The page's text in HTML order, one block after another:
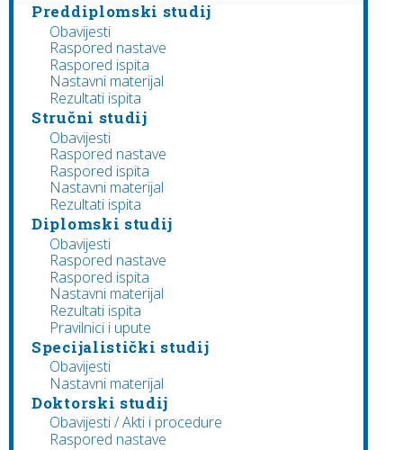
Preddiplomski studij
Obavijesti
Raspored nastave
Raspored ispita
Nastavni materijal
Rezultati ispita
Stručni studij
Obavijesti
Raspored nastave
Raspored ispita
Nastavni materijal
Rezultati ispita
Diplomski studij
Obavijesti
Raspored nastave
Raspored ispita
Nastavni materijal
Rezultati ispita
Pravilnici i upute
Specijalistički studij
Obavijesti
Nastavni materijal
Doktorski studij
Obavijesti / Akti i procedure
Raspored nastave